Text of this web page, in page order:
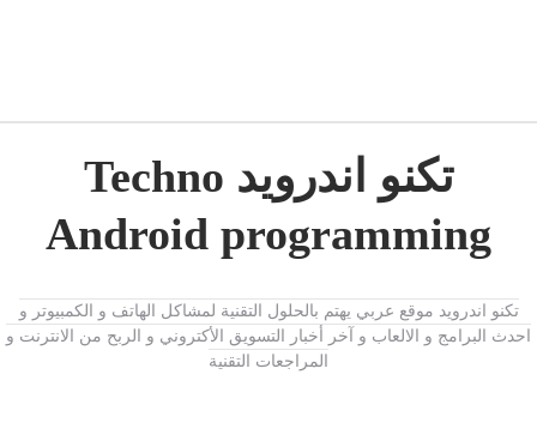
تكنو اندرويد Techno
Android programming
تكنو اندرويد موقع عربي يهتم بالحلول التقنية لمشاكل الهاتف و الكمبيوتر و
احدث البرامج و الالعاب و آخر أخبار التسويق الأكتروني و الربح من الانترنت و
المراجعات التقنية